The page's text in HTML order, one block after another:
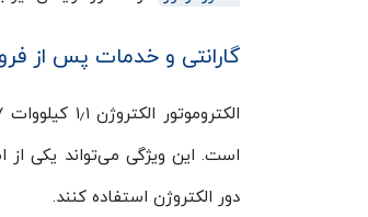
گارانتی و خدمات پس از
دور الکتروژن استفاده کنند.